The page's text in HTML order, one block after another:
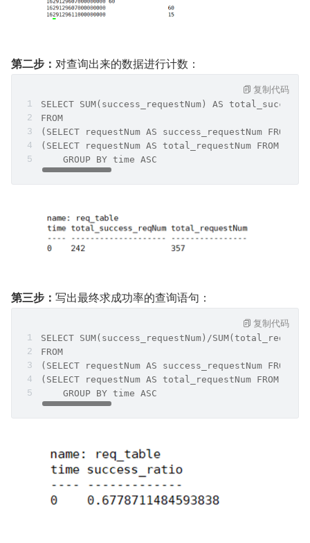
第二步： 对查询出来的数据进行计数：
SELECT SUM(success_requestNum) AS
FROM
(SELECT requestNum AS success_requestNum FROM
(SELECT requestNum AS total_requestNum FROM
    GROUP BY time ASC
复制代码
第三步： 写出最终求成功率的查询语句：
SELECT SUM(success_requestNum)/
FROM
(SELECT requestNum AS success_requestNum FROM
(SELECT requestNum AS total_requestNum FROM
    GROUP BY time ASC
复制代码